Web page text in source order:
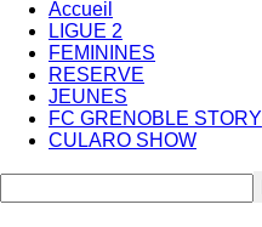
Accueil
LIGUE 2
FEMININES
RESERVE
JEUNES
FC GRENOBLE STORY
CULARO SHOW